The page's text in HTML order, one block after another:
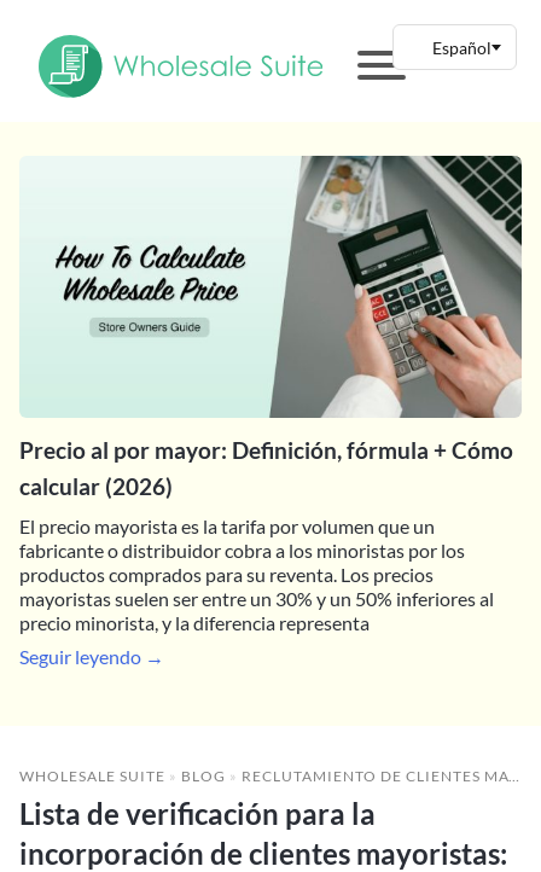
Precio al por mayor: Definición, fórmula + Cómo
calcular (2026)
El precio mayorista es la tarifa por volumen que un
fabricante o distribuidor cobra a los minoristas por los
productos comprados para su reventa. Los precios
mayoristas suelen ser entre un 30% y un 50% inferiores al
precio minorista, y la diferencia representa
Seguir leyendo →
WHOLESALE SUITE » BLOG » RECLUTAMIENTO DE CLIENTES MAYORISTAS
Lista de verificación para la
incorporación de clientes mayoristas: